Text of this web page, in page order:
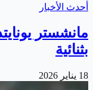
أحدث الأخبار
مانشستر
بثنائية
18 يناير 2026